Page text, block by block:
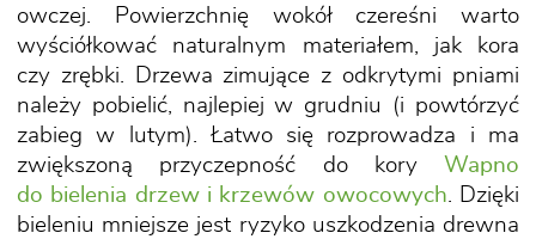
owczej. Powierzchnię wokół czereśni warto
wyściółkować naturalnym materiałem, jak kora
czy zrębki. Drzewa zimujące z odkrytymi pniami
należy pobielić, najlepiej w grudniu (i powtórzyć
zabieg w lutym). Łatwo się rozprowadza i ma
zwiększoną przyczepność do kory Wapno
do bielenia drzew i krzewów owocowych. Dzięki
bieleniu mniejsze jest ryzyko uszkodzenia drewna